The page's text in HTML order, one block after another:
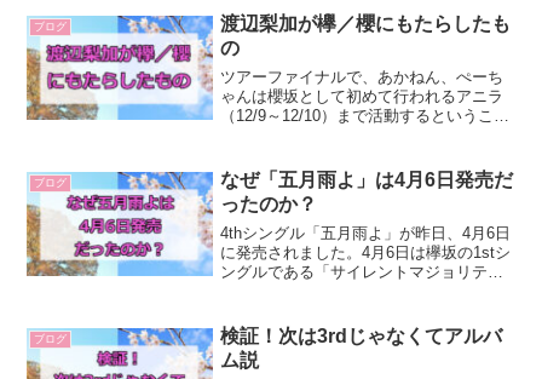
ソナリティーを卒業となりました。そん
なおぜちゃんのこち星への...
ブログ
渡辺梨加が欅／櫻にもたらしたも
の
ツアーファイナルで、あかねん、ぺーち
ゃんは櫻坂として初めて行われるアニラ
（12/9～12/10）まで活動するということ
と思いますね。そんなぺーちゃんです
が、イメージとし...
ブログ
なぜ「五月雨よ」は4月6日発売だ
ったのか？
4thシングル「五月雨よ」が昨日、4月6日
に発売されました。4月6日は欅坂の1stシ
ングルである「サイレントマジョリティ
発売日を4月6日にしたのでしょうか。こ
こには運...
ブログ
検証！次は3rdじゃなくてアルバ
ム説